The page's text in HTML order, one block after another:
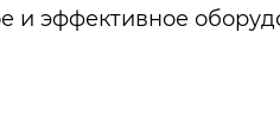
и эффективное